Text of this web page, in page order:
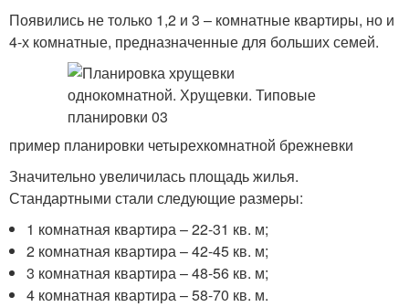
Появились не только 1,2 и 3 – комнатные квартиры, но и
4-х комнатные, предназначенные для больших семей.
пример планировки четырехкомнатной брежневки
Значительно увеличилась площадь жилья.
Стандартными стали следующие размеры:
1 комнатная квартира – 22-31 кв. м;
2 комнатная квартира – 42-45 кв. м;
3 комнатная квартира – 48-56 кв. м;
4 комнатная квартира – 58-70 кв. м.